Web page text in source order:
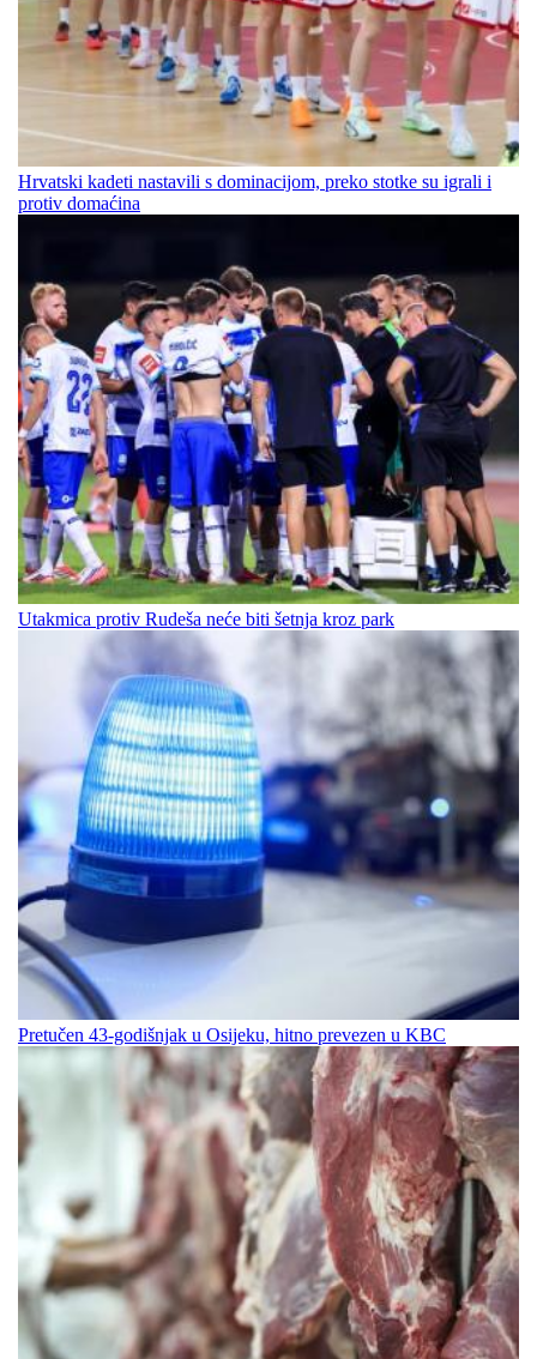
Hrvatski kadeti nastavili s dominacijom, preko stotke su igrali i
protiv domaćina
Utakmica protiv Rudeša neće biti šetnja kroz park
Pretučen 43-godišnjak u Osijeku, hitno prevezen u KBC